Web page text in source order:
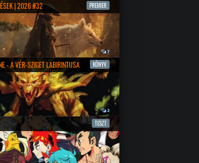
| 2026 #32 PREMIER
7
- A VÉR-SZIGET LABIRINTUSA KÖNYV
2
TESZT